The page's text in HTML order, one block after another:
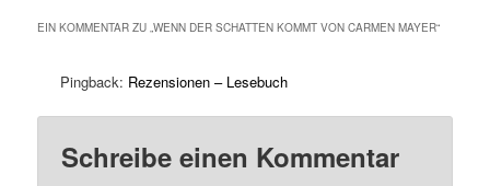
EIN KOMMENTAR ZU „WENN DER SCHATTEN KOMMT VON CARMEN MAYER“
Pingback: Rezensionen – Lesebuch
Schreibe einen Kommentar